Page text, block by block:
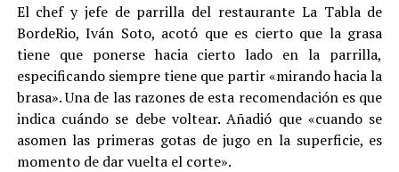
El chef y jefe de parrilla del restaurante La Tabla de
BordeRio, Iván Soto, acotó que es cierto que la grasa
tiene que ponerse hacia cierto lado en la parrilla,
especificando siempre tiene que partir «mirando hacia la
brasa». Una de las razones de esta recomendación es que
indica cuándo se debe voltear. Añadió que «cuando se
asomen las primeras gotas de jugo en la superficie, es
momento de dar vuelta el corte».